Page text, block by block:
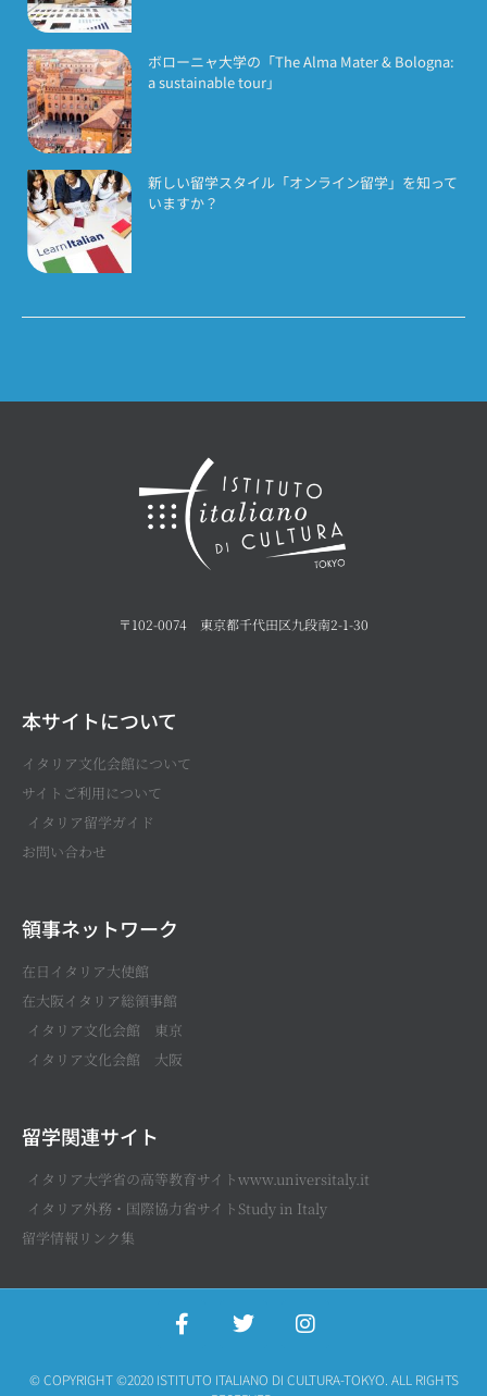
ボローニャ大学の「The Alma Mater & Bologna:
a sustainable tour」
新しい留学スタイル「オンライン留学」を知って
いますか？
〒102-0074 東京都千代田区九段南2-1-30
本サイトについて
イタリア文化会館について
サイトご利用について
イタリア留学ガイド
お問い合わせ
領事ネットワーク
在日イタリア大使館
在大阪イタリア総領事館
イタリア文化会館 東京
イタリア文化会館 大阪
留学関連サイト
イタリア大学省の高等教育サイトwww.universitaly.it
イタリア外務・国際協力省サイトStudy in Italy
留学情報リンク集
© COPYRIGHT ©2020 ISTITUTO ITALIANO DI CULTURA-TOKYO. ALL RIGHTS